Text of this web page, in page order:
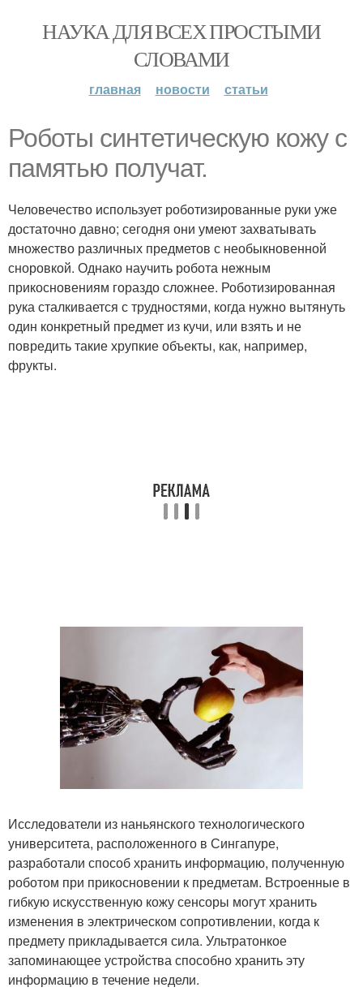
НАУКА ДЛЯ ВСЕХ ПРОСТЫМИ
СЛОВАМИ
главная новости статьи
Роботы синтетическую кожу с
памятью получат.
Человечество использует роботизированные руки уже
достаточно давно; сегодня они умеют захватывать
множество различных предметов с необыкновенной
сноровкой. Однако научить робота нежным
прикосновениям гораздо сложнее. Роботизированная
рука сталкивается с трудностями, когда нужно вытянуть
один конкретный предмет из кучи, или взять и не
повредить такие хрупкие объекты, как, например,
фрукты.
Исследователи из наньянского технологического
университета, расположенного в Сингапуре,
разработали способ хранить информацию, полученную
роботом при прикосновении к предметам. Встроенные в
гибкую искусственную кожу сенсоры могут хранить
изменения в электрическом сопротивлении, когда к
предмету прикладывается сила. Ультратонкое
запоминающее устройства способно хранить эту
информацию в течение недели.